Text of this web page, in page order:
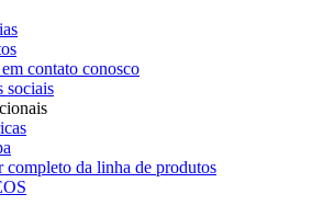
contato conosco
sociais
completo da linha de produtos